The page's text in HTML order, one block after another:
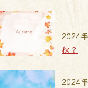
秋？
2024
2024